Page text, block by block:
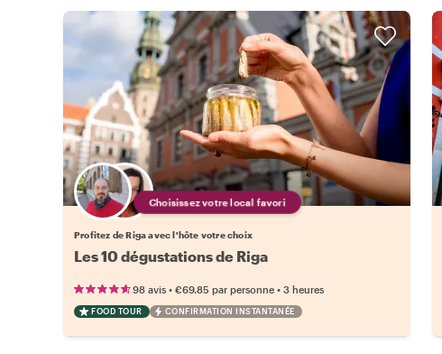
Choisissez votre local favori
Profitez de Riga avec l'hôte votre choix
Les 10 dégustations de Riga
98 avis • €69.85 par personne • 3 heures
FOOD TOUR CONFIRMATION INSTANTANÉE